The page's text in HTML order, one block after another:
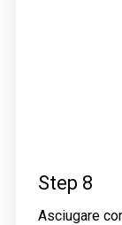
Step 8
Asciugare